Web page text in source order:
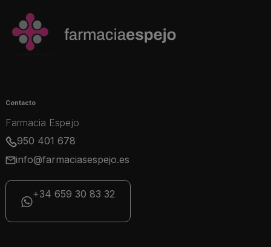
Contacto
Farmacia Espejo
950 401 678
info@farmaciasespejo.es
+34 659 30 83 32